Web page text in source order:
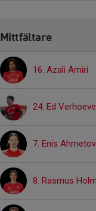
Mittfältare
16. Azali Amiri
24. Ed
7. Enis
8. Rasmus